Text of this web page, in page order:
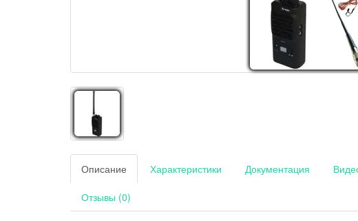
Описание Характеристики Документация
Отзывы (0)